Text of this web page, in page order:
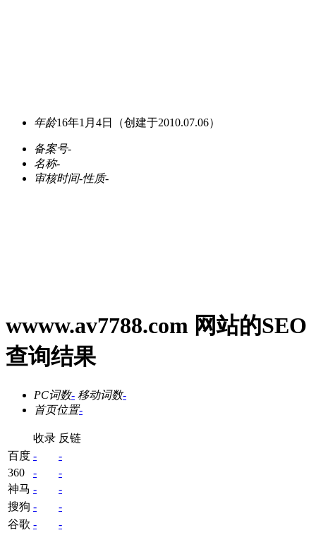
年龄16年1月4日 （创建于2010.07.06）
备案号-
名称-
审核时间-性质-
wwww.av7788.com 网站的SEO
查询结果
PC词数- 移动词数-
首页位置-
收录 反链
百度 -
-
360
-
-
神马 -
-
搜狗 -
-
谷歌 - -